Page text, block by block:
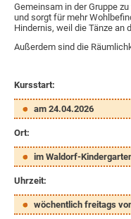
Gemeinsam in der Gruppe
und sorgt für mehr
Hindernis, weil die Tänze an
Außerdem sind die
Kursstart:
am 24.04.2026
Ort:
im Waldorf-
Uhrzeit:
wöchentlich freitags